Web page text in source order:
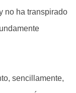
no ha transpirado
sencillamente,